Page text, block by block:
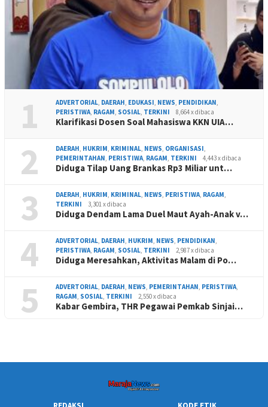
1 ADVERTORIAL, DAERAH, EDUKASI, NEWS, PENDIDIKAN,
PERISTIWA, RAGAM, SOSIAL, TERKINI 8,664 x dibaca
Klarifikasi Dosen Soal Mahasiswa KKN UIA…
2 DAERAH, HUKRIM, KRIMINAL, NEWS, ORGANISASI,
PEMERINTAHAN, PERISTIWA, RAGAM, TERKINI 4,443 x dibaca
Diduga Tilap Uang Brankas Rp3 Miliar unt…
3 DAERAH, HUKRIM, KRIMINAL, NEWS, PERISTIWA, RAGAM,
TERKINI
3,301 x dibaca
Diduga Dendam Lama Duel Maut Ayah-Anak v…
4 ADVERTORIAL, DAERAH, HUKRIM, NEWS, PENDIDIKAN,
PERISTIWA, RAGAM, SOSIAL, TERKINI 2,987 x dibaca
Diduga Meresahkan, Aktivitas Malam di Po…
5 ADVERTORIAL, DAERAH, NEWS, PEMERINTAHAN, PERISTIWA,
RAGAM, SOSIAL, TERKINI 2,550 x dibaca
Kabar Gembira, THR Pegawai Pemkab Sinjai…